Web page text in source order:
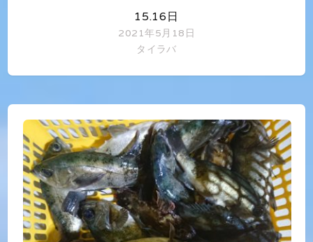
15.16日
2021年5月18日
タイラバ